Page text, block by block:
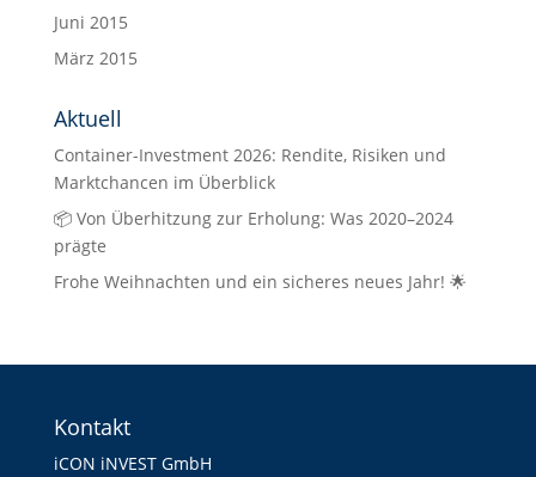
Juni 2015
März 2015
Aktuell
Container-Investment 2026: Rendite, Risiken und
Marktchancen im Überblick
📦 Von Überhitzung zur Erholung: Was 2020–2024
prägte
Frohe Weihnachten und ein sicheres neues Jahr! 🌟
Kontakt
iCON iNVEST GmbH